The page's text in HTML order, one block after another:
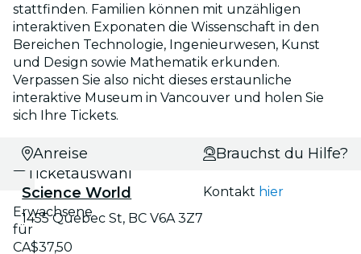
stattfinden. Familien können mit unzähligen
interaktiven Exponaten die Wissenschaft in den
Bereichen Technologie, Ingenieurwesen, Kunst
und Design sowie Mathematik erkunden.
Verpassen Sie also nicht dieses erstaunliche
interaktive Museum in Vancouver und holen Sie
sich Ihre Tickets.
Datums- und
Ticketauswahl
Erwachsene
für
CA$37,50
Anreise
Science World
1455 Quebec St, BC V6A 3Z7
Brauchst du Hilfe?
Kontakt hier